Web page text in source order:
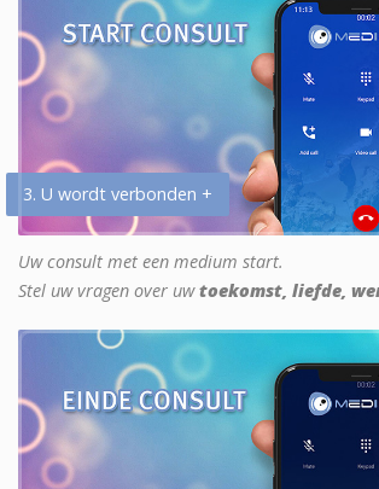
3. U wordt verbonden +
Uw consult met een medium start.
Stel uw vragen over uwtoekomst, liefde,